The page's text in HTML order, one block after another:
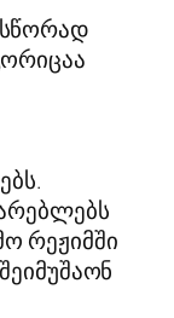
რეჟიმში